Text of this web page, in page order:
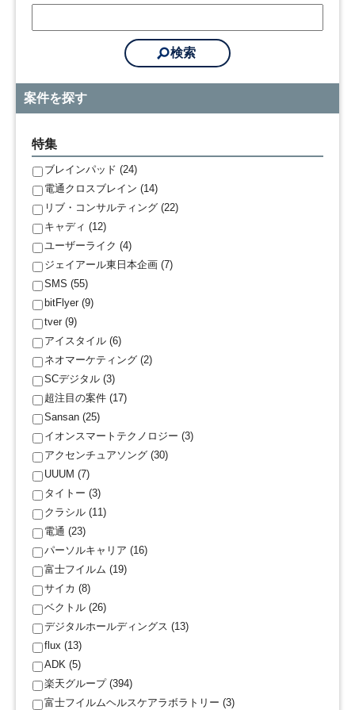
案件を探す
特集
ブレインパッド (24)
電通クロスブレイン (14)
リブ・コンサルティング (22)
キャディ (12)
ユーザーライク (4)
ジェイアール東日本企画 (7)
SMS (55)
bitFlyer (9)
tver (9)
アイスタイル (6)
ネオマーケティング (2)
SCデジタル (3)
超注目の案件 (17)
Sansan (25)
イオンスマートテクノロジー (3)
アクセンチュアソング (30)
UUUM (7)
タイトー (3)
クラシル (11)
電通 (23)
パーソルキャリア (16)
富士フイルム (19)
サイカ (8)
ベクトル (26)
デジタルホールディングス (13)
flux (13)
ADK (5)
楽天グループ (394)
富士フイルムヘルスケアラボラトリー (3)